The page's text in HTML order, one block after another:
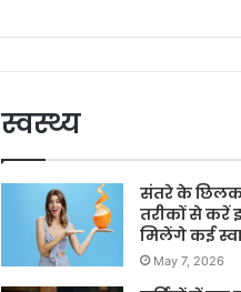
स्वस्थ्य
संतरे के
तरीकों से करें
मिलेंगे कई
May 7, 2026